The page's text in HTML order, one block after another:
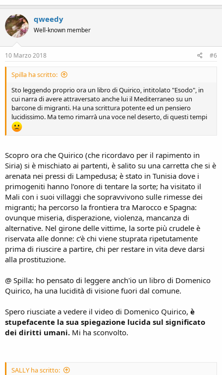
qweedy
Well-known member
10 Marzo 2018 #6
Spilla ha scritto:
Sto leggendo proprio ora un libro di Quirico, intitolato "Esodo", in
cui narra di avere attraversato anche lui il Mediterraneo su un
barcone di migranti. Ha una scrittura potente ed un pensiero
lucidissimo. Ma temo rimarrà una voce nel deserto, di questi tempi
Scopro ora che Quirico (che ricordavo per il rapimento in
Siria) si è mischiato ai partenti, è salito su una carretta che si è
arenata nei pressi di Lampedusa; è stato in Tunisia dove i
primogeniti hanno l’onore di tentare la sorte; ha visitato il
Mali con i suoi villaggi che sopravvivono sulle rimesse dei
migranti; ha percorso la frontiera tra Marocco e Spagna:
ovunque miseria, disperazione, violenza, mancanza di
alternative. Nel girone delle vittime, la sorte più crudele è
riservata alle donne: c’è chi viene stuprata ripetutamente
prima di riuscire a partire, chi per restare in vita deve darsi
alla prostituzione.
@ Spilla: ho pensato di leggere anch'io un libro di Domenico
Quirico, ha una lucidità di visione fuori dal comune.
Spero riusciate a vedere il video di Domenico Quirico, è
stupefacente la sua spiegazione lucida sul significato
dei diritti umani. Mi ha sconvolto.
SALLY ha scritto: